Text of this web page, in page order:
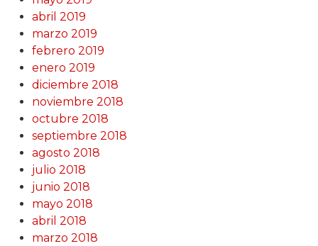
abril 2019
marzo 2019
febrero 2019
enero 2019
diciembre 2018
noviembre 2018
octubre 2018
septiembre 2018
agosto 2018
julio 2018
junio 2018
mayo 2018
abril 2018
marzo 2018